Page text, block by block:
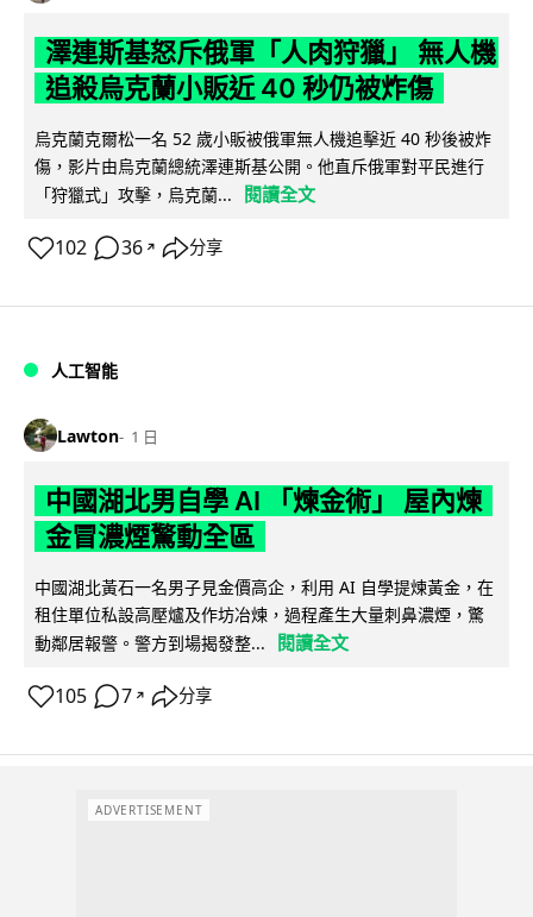
澤連斯基怒斥俄軍「人肉狩獵」 無人機
追殺烏克蘭小販近 40 秒仍被炸傷
烏克蘭克爾松一名 52 歲小販被俄軍無人機追擊近 40 秒後被炸
傷，影片由烏克蘭總統澤連斯基公開。他直斥俄軍對平民進行
「狩獵式」攻擊，烏克蘭...
閱讀全文
102 36 ↗ 分享
人工智能
Lawton 1 日
中國湖北男自學 AI 「煉金術」 屋內煉
金冒濃煙驚動全區
中國湖北黃石一名男子見金價高企，利用 AI 自學提煉黃金，在
租住單位私設高壓爐及作坊冶煉，過程產生大量刺鼻濃煙，驚
動鄰居報警。警方到場揭發整...
閱讀全文
105 7 ↗ 分享
ADVERTISEMENT